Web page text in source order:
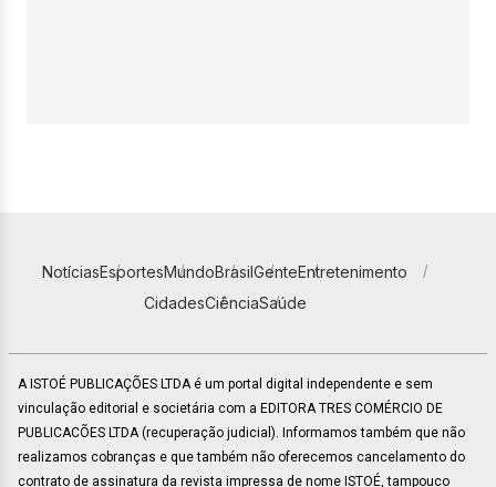
NotíciasEsportesMundoBrasilGenteEntretenimento
CidadesCiênciaSaúde
A ISTOÉ PUBLICAÇÕES LTDA é um portal digital independente e sem
vinculação editorial e societária com a EDITORA TRES COMÉRCIO DE
PUBLICACÕES LTDA (recuperação judicial). Informamos também que não
realizamos cobranças e que também não oferecemos cancelamento do
contrato de assinatura da revista impressa de nome ISTOÉ, tampouco